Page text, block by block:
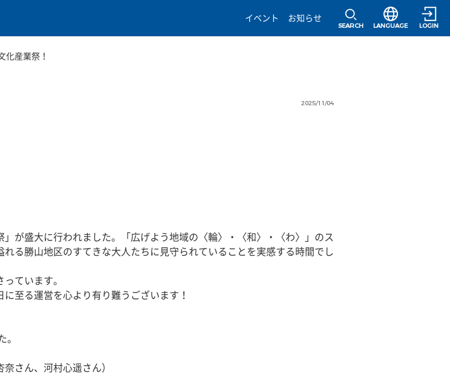
イベント
お知らせ
SEARCH
選択すると言語
LANGUAGE LOGIN
産業祭！
2025/11/04
が盛大に行われました。「広げよう地域の〈輪〉・〈和〉・〈わ〉」のス
る勝山地区のすてきな大人たちに見守られていることを実感する時間でし
ています。
至る運営を心より有り難うございます！
さん、河村心遥さん）